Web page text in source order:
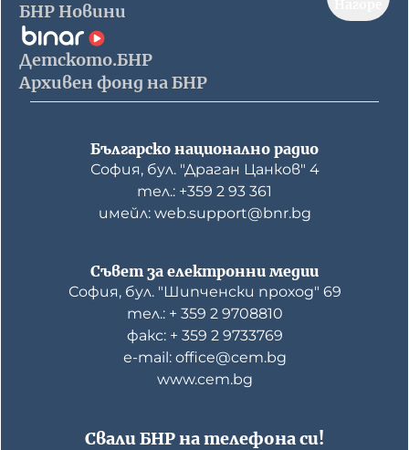
БНР Новини
Детското.БНР
Архивен фонд на БНР
Българско национално радио
София, бул. "Драган Цанков" 4
тел.: +359 2 93 361
имейл: web.support@bnr.bg
Свали БНР на телефона си!
Съвет за електронни медии
София, бул. "Шипченски проход" 69
тел.: + 359 2 9708810
факс: + 359 2 9733769
е-mail: office@cem.bg
www.cem.bg